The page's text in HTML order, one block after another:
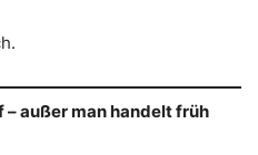
– außer man handelt früh